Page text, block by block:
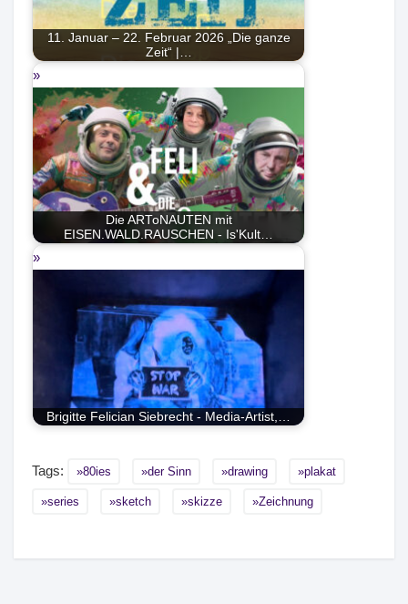
11. Januar – 22. Februar 2026 „Die ganze
Zeit“ |…
Die ARToNAUTEN mit
EISEN.WALD.RAUSCHEN - Is'Kult…
Brigitte Felician Siebrecht - Media-Artist,…
Tags: 80ies der Sinn drawing plakat
series sketch skizze Zeichnung